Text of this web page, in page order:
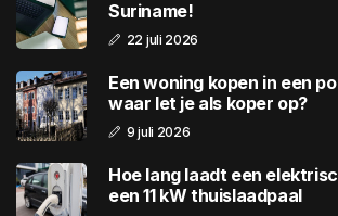
Suriname!
22 juli 2026
Een woning kopen in een
waar let je als koper op?
9 juli 2026
Hoe lang laadt een
een 11 kW thuislaadpaal